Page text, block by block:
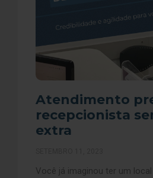
Atendimento
recepcionista
extra
Você já imaginou ter um